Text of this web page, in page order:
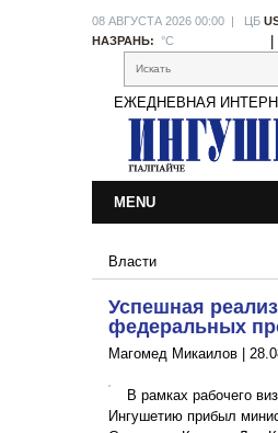
08 АВГУСТА 2026 00:00 | ЦБ
НАЗРАНЬ: °С
Искать
ЕЖЕДНЕВНАЯ
MENU
Власти
Успешная
федеральных
Магомед Микаилов |
В рамках рабочего
Ингушетию прибыл